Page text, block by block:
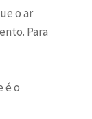
o ar
Para
é o